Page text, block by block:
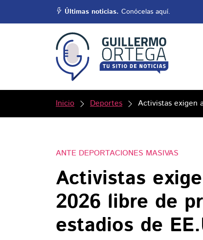
Últimas noticias. Conócelas aquí.
Inicio Deportes Activistas exigen
ANTE DEPORTACIONES MASIVAS
Activistas
2026 libre de
estadios de